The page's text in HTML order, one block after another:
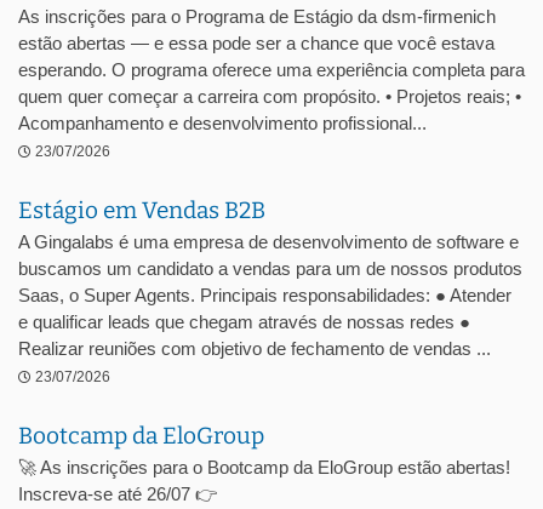
As inscrições para o Programa de Estágio da dsm-firmenich
estão abertas — e essa pode ser a chance que você estava
esperando. O programa oferece uma experiência completa para
quem quer começar a carreira com propósito. • Projetos reais; •
Acompanhamento e desenvolvimento profissional...
23/07/2026
Estágio em Vendas B2B
A Gingalabs é uma empresa de desenvolvimento de software e
buscamos um candidato a vendas para um de nossos produtos
Saas, o Super Agents. Principais responsabilidades: ● Atender
e qualificar leads que chegam através de nossas redes ●
Realizar reuniões com objetivo de fechamento de vendas ...
23/07/2026
Bootcamp da EloGroup
🚀 As inscrições para o Bootcamp da EloGroup estão abertas!
Inscreva-se até 26/07 👉